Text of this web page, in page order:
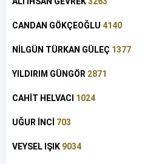
CANDAN GÖKÇEOĞLU 4140
NİLGÜN TÜRKAN GÜLEÇ 1377
YILDIRIM GÜNGÖR 2871
CAHİT HELVACI 1024
UĞUR İNCİ 703
VEYSEL IŞIK 9034